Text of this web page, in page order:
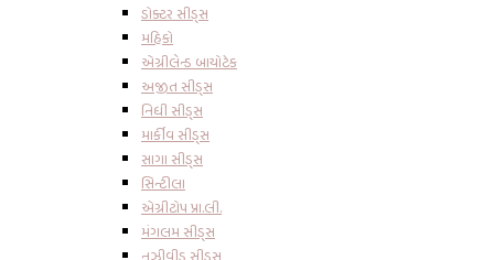
ડોક્ટર સીડ્સ
મહિકો
એગ્રીલેન્ડ બાયોટેક
અજીત સીડ્સ
નિધી સીડ્સ
માર્કીવ સીડ્સ
સાગા સીડ્સ
સિન્ટીલા
એગ્રીટોપ પ્રા.લી.
મંગલમ સીડ્સ